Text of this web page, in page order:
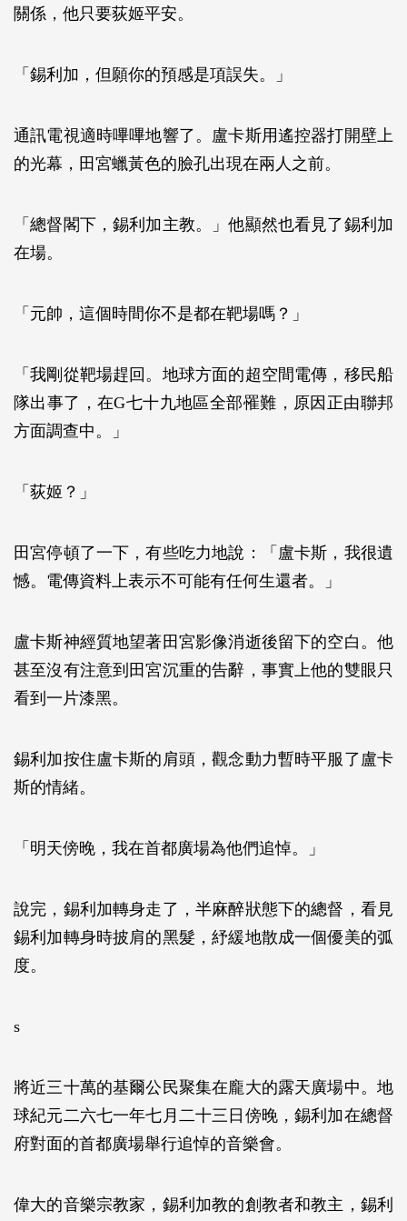
關係，他只要荻姬平安。
「錫利加，但願你的預感是項誤失。」
通訊電視適時嗶嗶地響了。盧卡斯用遙控器打開壁上
的光幕，田宮蠟黃色的臉孔出現在兩人之前。
「總督閣下，錫利加主教。」他顯然也看見了錫利加
在場。
「元帥，這個時間你不是都在靶場嗎？」
「我剛從靶場趕回。地球方面的超空間電傳，移民船
隊出事了，在G七十九地區全部罹難，原因正由聯邦
方面調查中。」
「荻姬？」
田宮停頓了一下，有些吃力地說：「盧卡斯，我很遺
憾。電傳資料上表示不可能有任何生還者。」
盧卡斯神經質地望著田宮影像消逝後留下的空白。他
甚至沒有注意到田宮沉重的告辭，事實上他的雙眼只
看到一片漆黑。
錫利加按住盧卡斯的肩頭，觀念動力暫時平服了盧卡
斯的情緒。
「明天傍晚，我在首都廣場為他們追悼。」
說完，錫利加轉身走了，半麻醉狀態下的總督，看見
錫利加轉身時披肩的黑髮，紓緩地散成一個優美的弧
度。
s
將近三十萬的基爾公民聚集在龐大的露天廣場中。地
球紀元二六七一年七月二十三日傍晚，錫利加在總督
府對面的首都廣場舉行追悼的音樂會。
偉大的音樂宗教家，錫利加教的創教者和教主，錫利